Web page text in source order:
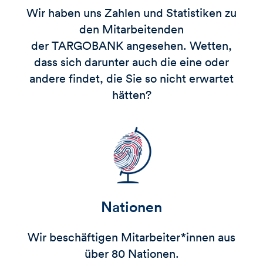
Wir haben uns Zahlen und Statistiken zu
den Mitarbeitenden
der TARGOBANK angesehen. Wetten,
dass sich darunter auch die eine oder
andere findet, die Sie so nicht erwartet
hätten?
Nationen
Wir beschäftigen Mitarbeiter*innen aus
über 80 Nationen.